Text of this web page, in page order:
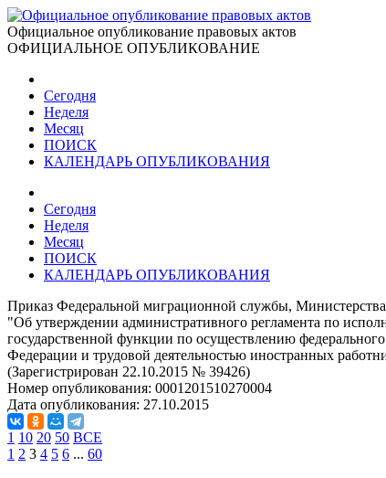
Официальное опубликование правовых актов
ОФИЦИАЛЬНОЕ ОПУБЛИКОВАНИЕ
Сегодня
Неделя
Месяц
ПОИСК
КАЛЕНДАРЬ ОПУБЛИКОВАНИЯ
Сегодня
Неделя
Месяц
ПОИСК
КАЛЕНДАРЬ ОПУБЛИКОВАНИЯ
Приказ Федеральной миграционной службы,
"Об утверждении административного регламента по
государственной функции по осуществлению
Федерации и трудовой деятельностью иностранных
(Зарегистрирован 22.10.2015 № 39426)
Номер опубликования: 0001201510270004
Дата опубликования: 27.10.2015
1 10 20 50 ВСЕ
1 2 3 4 5 6 ... 60